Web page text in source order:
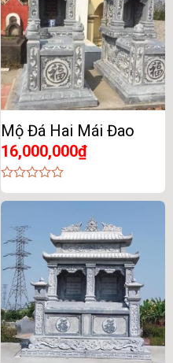
Mộ Đá Hai Mái Đao
16,000,000₫
0
out